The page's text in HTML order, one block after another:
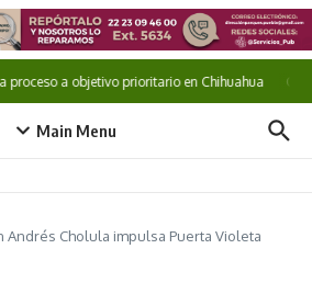
proceso a objetivo prioritario en Chihuahua
Main Menu
Andrés Cholula impulsa Puerta Violeta